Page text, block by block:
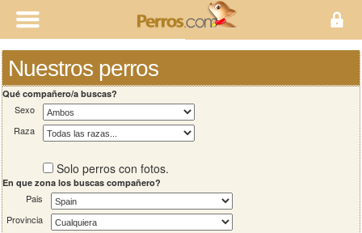
Nuestros perros
Qué compañero/a buscas?
Sexo
Raza
Solo perros con fotos.
En que zona los buscas compañero?
Pais
Provincia